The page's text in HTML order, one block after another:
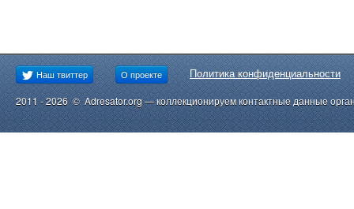
Наш твиттер О проекте Политика конфиденциальности
2011 - 2026 © Adresator.org — коллекционируем контактные данные